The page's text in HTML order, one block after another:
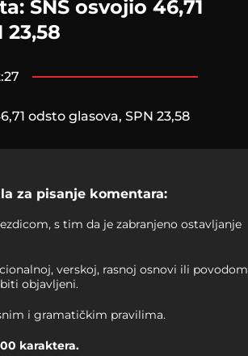
SNS osvojio 46,71
23,58
odsto glasova, SPN 23,58
za pisanje komentara:
s tim da je zabranjeno ostavljanje
verskoj, rasnoj osnovi ili povodom
objavljeni.
i gramatičkim pravilima.
karaktera.